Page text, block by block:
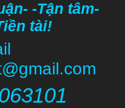
-Tận tâm-
tài!
63101